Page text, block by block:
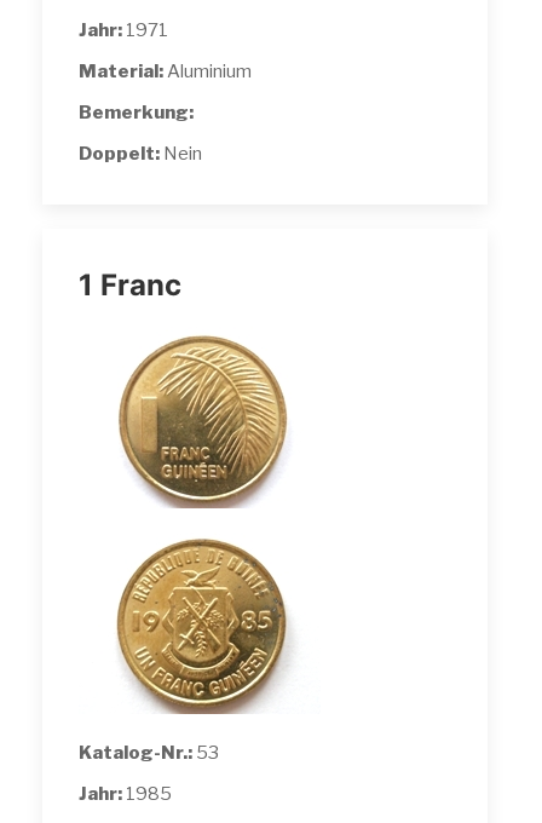
Jahr: 1971
Material:Aluminium
Bemerkung:
Doppelt: Nein
1 Franc
Katalog-Nr.: 53
Jahr: 1985